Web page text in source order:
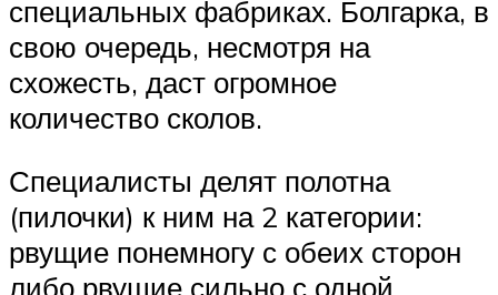
специальных фабриках. Болгарка, в
свою очередь, несмотря на
схожесть, даст огромное
количество сколов.
Специалисты делят полотна
(пилочки) к ним на 2 категории:
рвущие понемногу с обеих сторон
либо рвущие сильно с одной